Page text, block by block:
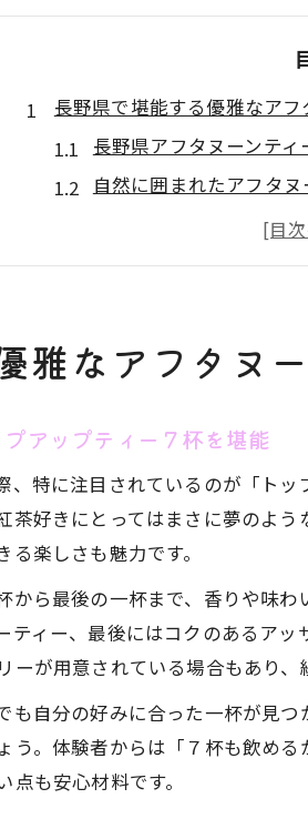
長野県で堪能する優雅なア
長野県アフタヌーンテ
自然に囲まれたアフタ
トップアップティー７
長野県アフタヌーンテ
トップアップティー７杯で楽
トップアップティー７
贅沢な午後にぴったり
人気店舗で体験するト
アフタヌーンティーで
自然豊かな空間で味わう
長野県ならではのスイー
季節ごとに変わるスイー
アフタヌーンティーが人
雅なアフタヌ
アップティー７杯を堪能
、特に注目されているのが「ト
茶好きにとってはまさに夢のよ
楽しさも魅力です。
から最後の一杯まで、香りや味
ィー、最後にはコクのあるア
が用意されている場合もあり、
も自分の好みに合った一杯が見
う。体験者からは「７杯も飲め
も安心材料です。